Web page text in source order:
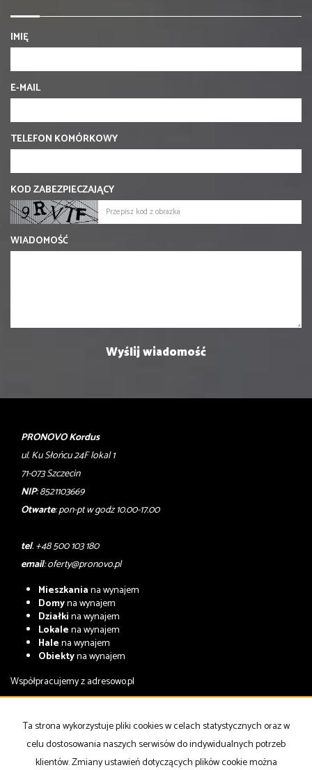
IMIĘ
E-MAIL
TELEFON KOMÓRKOWY
KOD ZABEZPIECZAJĄCY
WIADOMOŚĆ
PRONOVO Kordus
ul. Ku Słońcu 24F lokal 1
71-073 Szczecin
NIP: 8521103669
Otwarte: pon-pt w godz 10.00-17.00
tel. +48 500 103 180
email:oferty@pronovo.pl
Mieszkaniana wynajem
Domyna wynajem
Działkina wynajem
Lokalena wynajem
Halena wynajem
Obiektyna wynajem
Współpracujemy zadresowo.pl
Domyna sprzedaż
Działkina sprzedaż
Lokalena sprzedaż
Halena sprzedaż
Ta strona wykorzystuje pliki cookies w celach statystycznych oraz w
celu dostosowania naszych serwisów do indywidualnych potrzeb
klientów. Zmiany ustawień dotyczących plików cookie można